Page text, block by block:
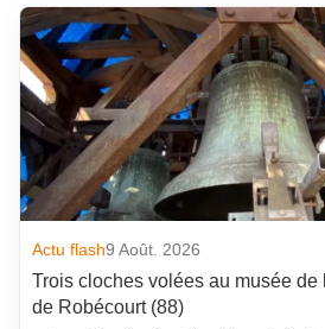
Actu flash9 Août. 2026
Trois cloches volées au musée de
de Robécourt (88)